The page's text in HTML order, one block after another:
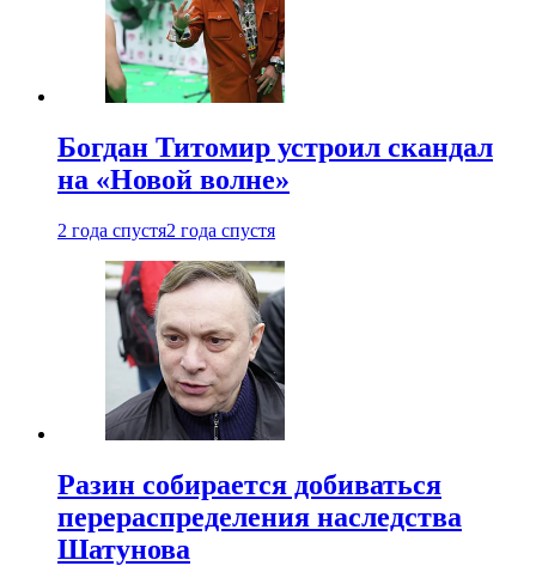
Богдан Титомир устроил скандал
на «Новой волне»
2 года спустя2 года спустя
Разин собирается добиваться
перераспределения наследства
Шатунова